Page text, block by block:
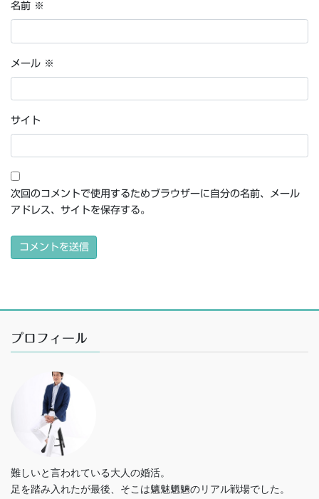
名前 ※
メール ※
サイト
次回のコメントで使用するためブラウザーに自分の名前、メール
アドレス、サイトを保存する。
プロフィール
難しいと言われている大人の婚活。
足を踏み入れたが最後、そこは魑魅魍魎のリアル戦場でした。